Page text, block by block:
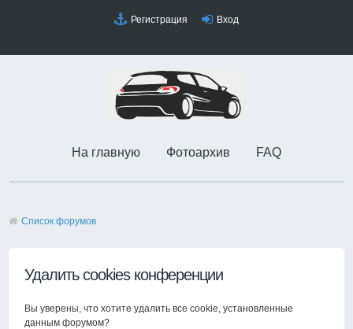
Регистрация Вход
На главную Фотоархив FAQ
Список форумов
Удалить cookies конференции
Вы уверены, что хотите удалить все cookie, установленные
данным форумом?